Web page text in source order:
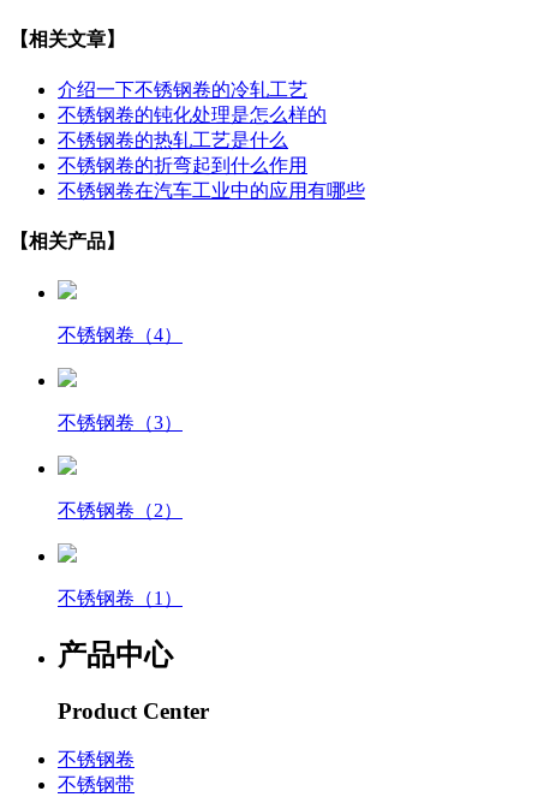
【相关文章】
介绍一下不锈钢卷的冷轧工艺
不锈钢卷的钝化处理是怎么样的
不锈钢卷的热轧工艺是什么
不锈钢卷的折弯起到什么作用
不锈钢卷在汽车工业中的应用有哪些
【相关产品】
不锈钢卷（4）
不锈钢卷（3）
不锈钢卷（2）
不锈钢卷（1）
产品中心
Product Center
不锈钢卷
不锈钢带